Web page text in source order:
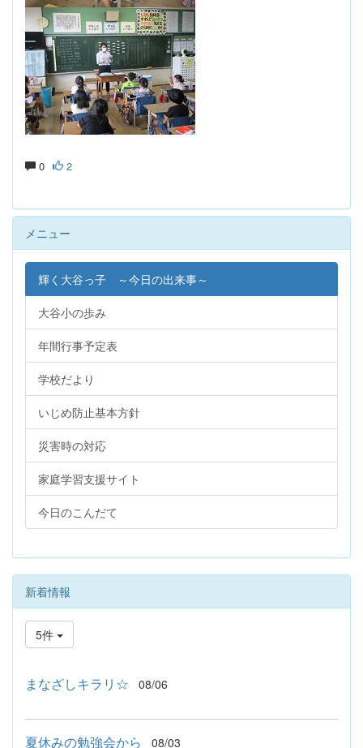
0 2
メニュー
輝く大谷っ子 ～今日の出来事～
大谷小の歩み
年間行事予定表
学校だより
いじめ防止基本方針
災害時の対応
家庭学習支援サイト
今日のこんだて
新着情報
5件
まなざしキラリ☆ 08/06
夏休みの勉強会から 08/03